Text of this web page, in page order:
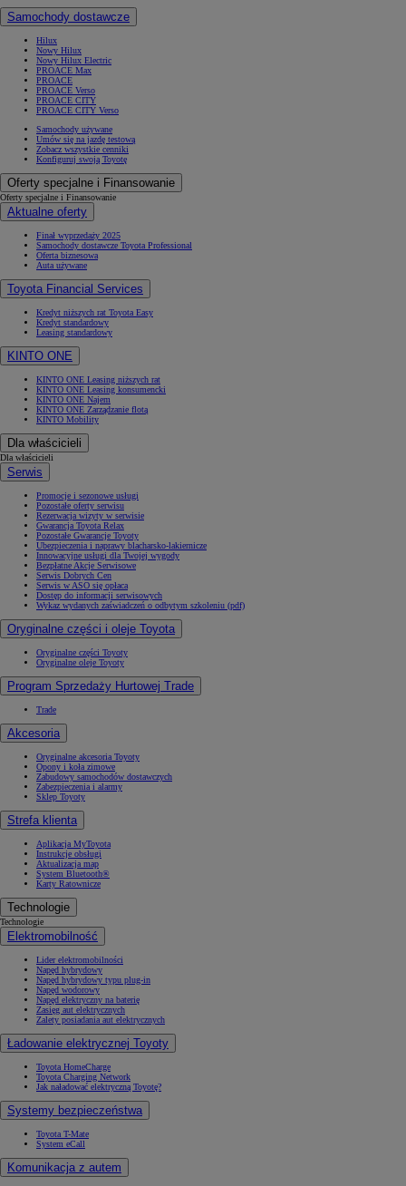
Samochody dostawcze
Hilux
Nowy Hilux
Nowy Hilux Electric
PROACE Max
PROACE
PROACE Verso
PROACE CITY
PROACE CITY Verso
Samochody używane
Umów się na jazdę testową
Zobacz wszystkie cenniki
Konfiguruj swoją Toyotę
Oferty specjalne i Finansowanie
Oferty specjalne i Finansowanie
Aktualne oferty
Finał wyprzedaży 2025
Samochody dostawcze Toyota Professional
Oferta biznesowa
Auta używane
Toyota Financial Services
Kredyt niższych rat Toyota Easy
Kredyt standardowy
Leasing standardowy
KINTO ONE
KINTO ONE Leasing niższych rat
KINTO ONE Leasing konsumencki
KINTO ONE Najem
KINTO ONE Zarządzanie flotą
KINTO Mobility
Dla właścicieli
Dla właścicieli
Serwis
Promocje i sezonowe usługi
Pozostałe oferty serwisu
Rezerwacja wizyty w serwisie
Gwarancja Toyota Relax
Pozostałe Gwarancje Toyoty
Ubezpieczenia i naprawy blacharsko-lakiernicze
Innowacyjne usługi dla Twojej wygody
Bezpłatne Akcje Serwisowe
Serwis Dobrych Cen
Serwis w ASO się opłaca
Dostęp do informacji serwisowych
Wykaz wydanych zaświadczeń o odbytym szkoleniu (pdf)
Oryginalne części i oleje Toyota
Oryginalne części Toyoty
Oryginalne oleje Toyoty
Program Sprzedaży Hurtowej Trade
Trade
Akcesoria
Oryginalne akcesoria Toyoty
Opony i koła zimowe
Zabudowy samochodów dostawczych
Zabezpieczenia i alarmy
Sklep Toyoty
Strefa klienta
Aplikacja MyToyota
Instrukcje obsługi
Aktualizacja map
System Bluetooth®
Karty Ratownicze
Technologie
Technologie
Elektromobilność
Lider elektromobilności
Napęd hybrydowy
Napęd hybrydowy typu plug-in
Napęd wodorowy
Napęd elektryczny na baterię
Zasięg aut elektrycznych
Zalety posiadania aut elektrycznych
Ładowanie elektrycznej Toyoty
Toyota HomeCharge
Toyota Charging Network
Jak naładować elektryczną Toyotę?
Systemy bezpieczeństwa
Toyota T-Mate
System eCall
Komunikacja z autem